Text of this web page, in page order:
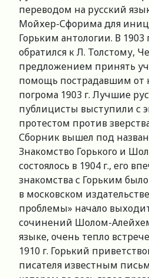
переводом на русский
Мойхер-Сфорима для
Горьким антологии. В
обратился к Л. Толстому,
предложением принять
помощь пострадавшим от
погрома 1903 г. Лучшие
публицисты выступили с
протестом против
Сборник вышел под
Знакомство Горького и
состоялось в 1904 г., его
знакомства с Горьким
в московском
проблемы» начало
сочинений Шолом-
языке, очень тепло
1910 г. Горький
писателя известным